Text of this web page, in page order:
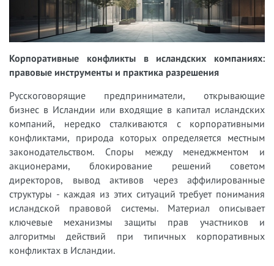
Корпоративные конфликты в исландских компаниях:
правовые инструменты и практика разрешения
Русскоговорящие предприниматели, открывающие
бизнес в Исландии или входящие в капитал исландских
компаний, нередко сталкиваются с корпоративными
конфликтами, природа которых определяется местным
законодательством. Споры между менеджментом и
акционерами, блокирование решений советом
директоров, вывод активов через аффилированные
структуры - каждая из этих ситуаций требует понимания
исландской правовой системы. Материал описывает
ключевые механизмы защиты прав участников и
алгоритмы действий при типичных корпоративных
конфликтах в Исландии.